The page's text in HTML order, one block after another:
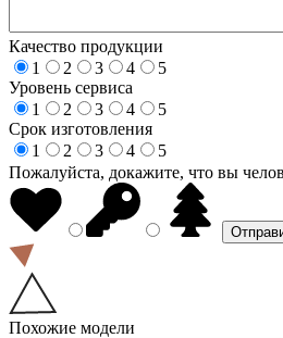
Качество продукции
1
2 3 4
5
Уровень сервиса
1
2 3 4
5
Срок изготовления
1
2 3 4
5
Пожалуйста, докажите, что вы
Похожие модели